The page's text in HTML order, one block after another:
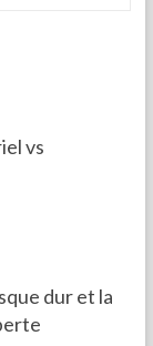
vs
dur et la